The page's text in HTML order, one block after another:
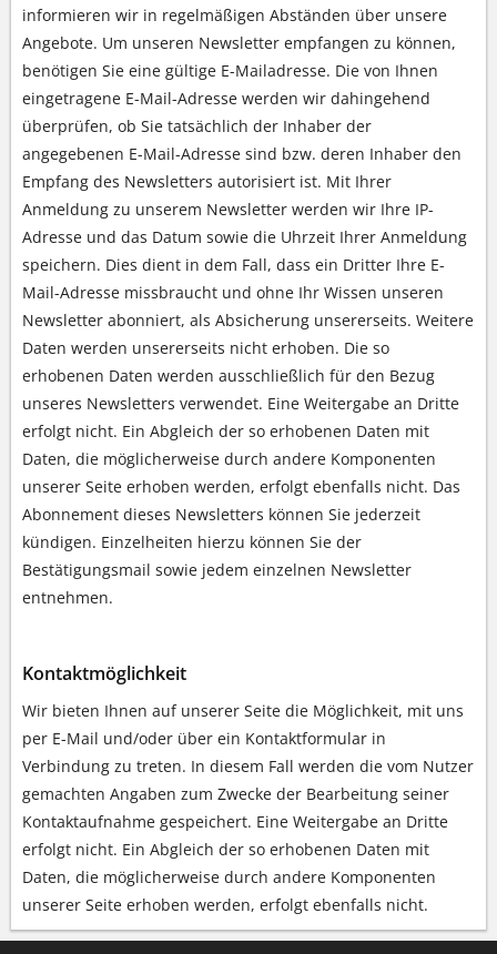
informieren wir in regelmäßigen Abständen über unsere
Angebote. Um unseren Newsletter empfangen zu können,
benötigen Sie eine gültige E-Mailadresse. Die von Ihnen
eingetragene E-Mail-Adresse werden wir dahingehend
überprüfen, ob Sie tatsächlich der Inhaber der
angegebenen E-Mail-Adresse sind bzw. deren Inhaber den
Empfang des Newsletters autorisiert ist. Mit Ihrer
Anmeldung zu unserem Newsletter werden wir Ihre IP-
Adresse und das Datum sowie die Uhrzeit Ihrer Anmeldung
speichern. Dies dient in dem Fall, dass ein Dritter Ihre E-
Mail-Adresse missbraucht und ohne Ihr Wissen unseren
Newsletter abonniert, als Absicherung unsererseits. Weitere
Daten werden unsererseits nicht erhoben. Die so
erhobenen Daten werden ausschließlich für den Bezug
unseres Newsletters verwendet. Eine Weitergabe an Dritte
erfolgt nicht. Ein Abgleich der so erhobenen Daten mit
Daten, die möglicherweise durch andere Komponenten
unserer Seite erhoben werden, erfolgt ebenfalls nicht. Das
Abonnement dieses Newsletters können Sie jederzeit
kündigen. Einzelheiten hierzu können Sie der
Bestätigungsmail sowie jedem einzelnen Newsletter
entnehmen.
Kontaktmöglichkeit
Wir bieten Ihnen auf unserer Seite die Möglichkeit, mit uns
per E-Mail und/oder über ein Kontaktformular in
Verbindung zu treten. In diesem Fall werden die vom Nutzer
gemachten Angaben zum Zwecke der Bearbeitung seiner
Kontaktaufnahme gespeichert. Eine Weitergabe an Dritte
erfolgt nicht. Ein Abgleich der so erhobenen Daten mit
Daten, die möglicherweise durch andere Komponenten
unserer Seite erhoben werden, erfolgt ebenfalls nicht.